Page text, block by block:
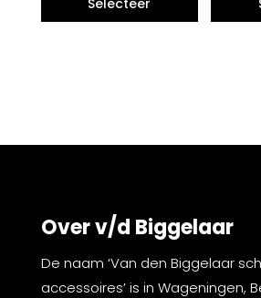
Over v/d Biggelaar
De naam ‘Van den Biggelaar
accessoires’ is in Wageningen,